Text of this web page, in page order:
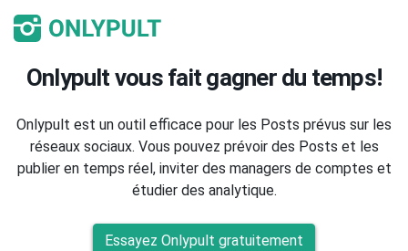
Onlypult vous fait gagner du temps!
Onlypult est un outil efficace pour les Posts prévus sur les
réseaux sociaux. Vous pouvez prévoir des Posts et les
publier en temps réel, inviter des managers de comptes et
étudier des analytique.
Essayez Onlypult gratuitement